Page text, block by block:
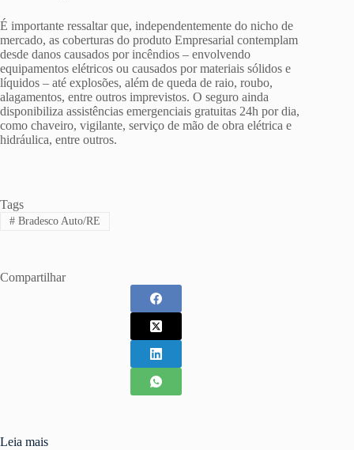
É importante ressaltar que, independentemente do nicho de
mercado, as coberturas do produto Empresarial contemplam
desde danos causados por incêndios – envolvendo
equipamentos elétricos ou causados por materiais sólidos e
líquidos – até explosões, além de queda de raio, roubo,
alagamentos, entre outros imprevistos. O seguro ainda
disponibiliza assistências emergenciais gratuitas 24h por dia,
como chaveiro, vigilante, serviço de mão de obra elétrica e
hidráulica, entre outros.
Tags
#Bradesco Auto/RE
Compartilhar
Leia mais